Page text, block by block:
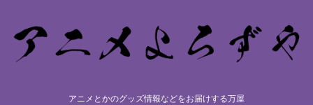
アニメとかのグッズ情報などをお届けする万屋